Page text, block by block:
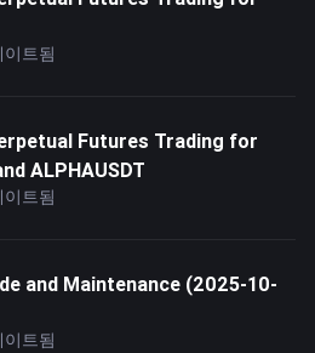
트됨
Futures Trading for
ALPHAUSDT
트됨
and Maintenance (2025-10-
트됨